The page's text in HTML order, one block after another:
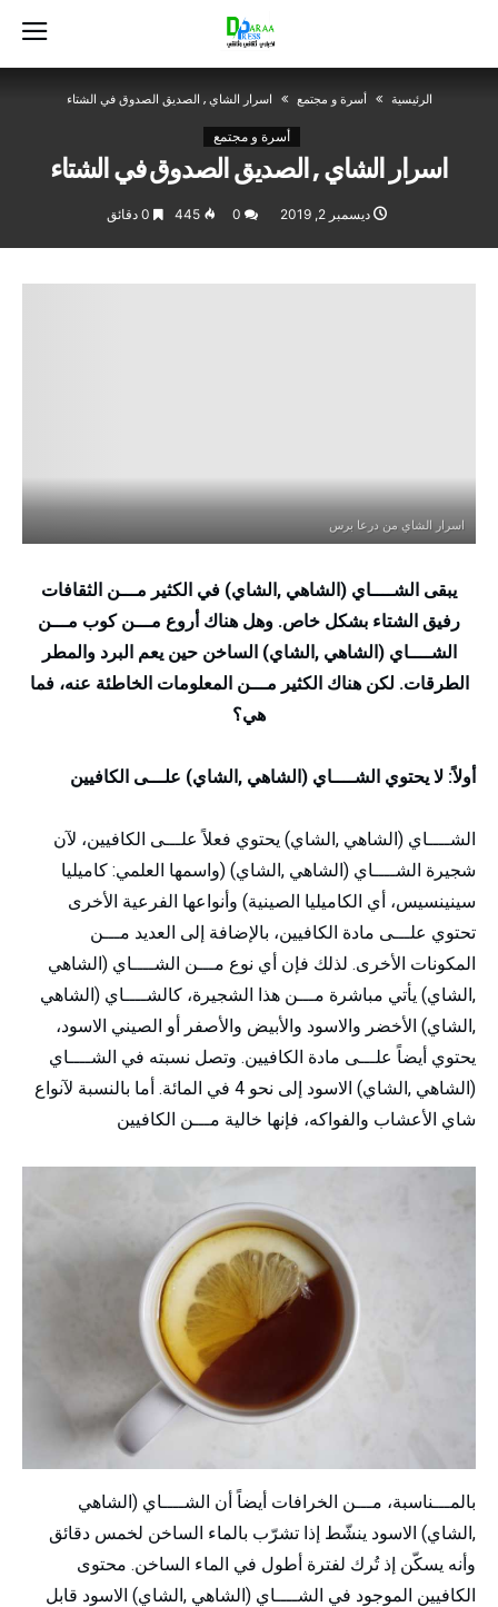
‫الرئيسية‬ أسرة و مجتمع اسرار الشاي , الصديق الصدوق في الشتاء
أسرة و مجتمع
اسرار الشاي , الصديق الصدوق في الشتاء
ديسمبر 2, 2019 445 0 ‫دقائق‬
اسرار الشاي من درعا برس
يبقى الشــــاي (الشاهي ,الشاي) في الكثير مـــن الثقافات
رفيق الشتاء بشكل خاص. وهل هناك أروع مـــن كوب مـــن
الشــــاي (الشاهي ,الشاي) الساخن حين يعم البرد والمطر
الطرقات. لكن هناك الكثير مـــن المعلومات الخاطئة عنه، فما
هي؟
أولاً: لا يحتوي الشــــاي (الشاهي ,الشاي) علـــى الكافيين
الشــــاي (الشاهي ,الشاي) يحتوي فعلاً علـــى الكافيين، لآن
شجيرة الشــــاي (الشاهي ,الشاي) (واسمها العلمي: كاميليا
سينينسيس، أي الكاميليا الصينية) وأنواعها الفرعية الأخرى
تحتوي علـــى مادة الكافيين، بالإضافة إلى العديد مـــن
المكونات الأخرى. لذلك فإن أي نوع مـــن الشــــاي (الشاهي
,الشاي) يأتي مباشرة مـــن هذا الشجيرة، كالشــــاي (الشاهي
,الشاي) الأخضر والاسود والأبيض والأصفر أو الصيني الاسود،
يحتوي أيضاً علـــى مادة الكافيين. وتصل نسبته في الشــــاي
(الشاهي ,الشاي) الاسود إلى نحو 4 في المائة. أما بالنسبة لآنواع
شاي الأعشاب والفواكه، فإنها خالية مـــن الكافيين
بالمـــناسبة، مـــن الخرافات أيضاً أن الشــــاي (الشاهي
,الشاي) الاسود ينشّط إذا تشرّب بالماء الساخن لخمس دقائق
وأنه يسكّن إذ تُرك لفترة أطول في الماء الساخن. محتوى
الكافيين الموجود في الشــــاي (الشاهي ,الشاي) الاسود قابل